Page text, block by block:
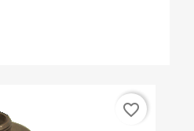
favorite_border